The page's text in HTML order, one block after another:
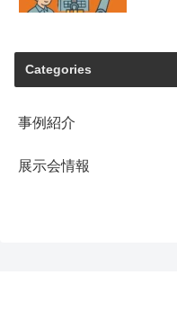
Categories
事例紹介
展示会情報